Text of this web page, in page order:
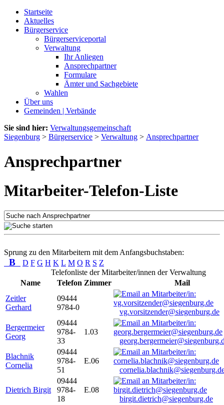
Startseite
Aktuelles
Bürgerservice
Bürgerserviceportal
Verwaltung
Ihr Anliegen
Ansprechpartner
Formulare
Ämter und Sachgebiete
Wahlen
Über uns
Gemeinden | Verbände
Sie sind hier: Verwaltungsgemeinschaft
Siegenburg > Bürgerservice > Verwaltung > Ansprechpartner
Ansprechpartner
Mitarbeiter-Telefon-Liste
Sprung zu den Mitarbeitern mit dem Anfangsbuchstaben:
B D F G H K L M O R S Z
Telefonliste der Mitarbeiter/innen der Verwaltung
Name
Telefon Zimmer
Mail
Zeitler
Gerhard
09444
9784-0
vg.vorsitzender@siegenburg.de
Bergermeier
Georg
09444
9784-
33
1.03
Blachnik
Cornelia
09444
9784-
51
E.06
Dietrich Birgit
09444
9784-
18
E.08
birgit.dietrich@siegenburg.de